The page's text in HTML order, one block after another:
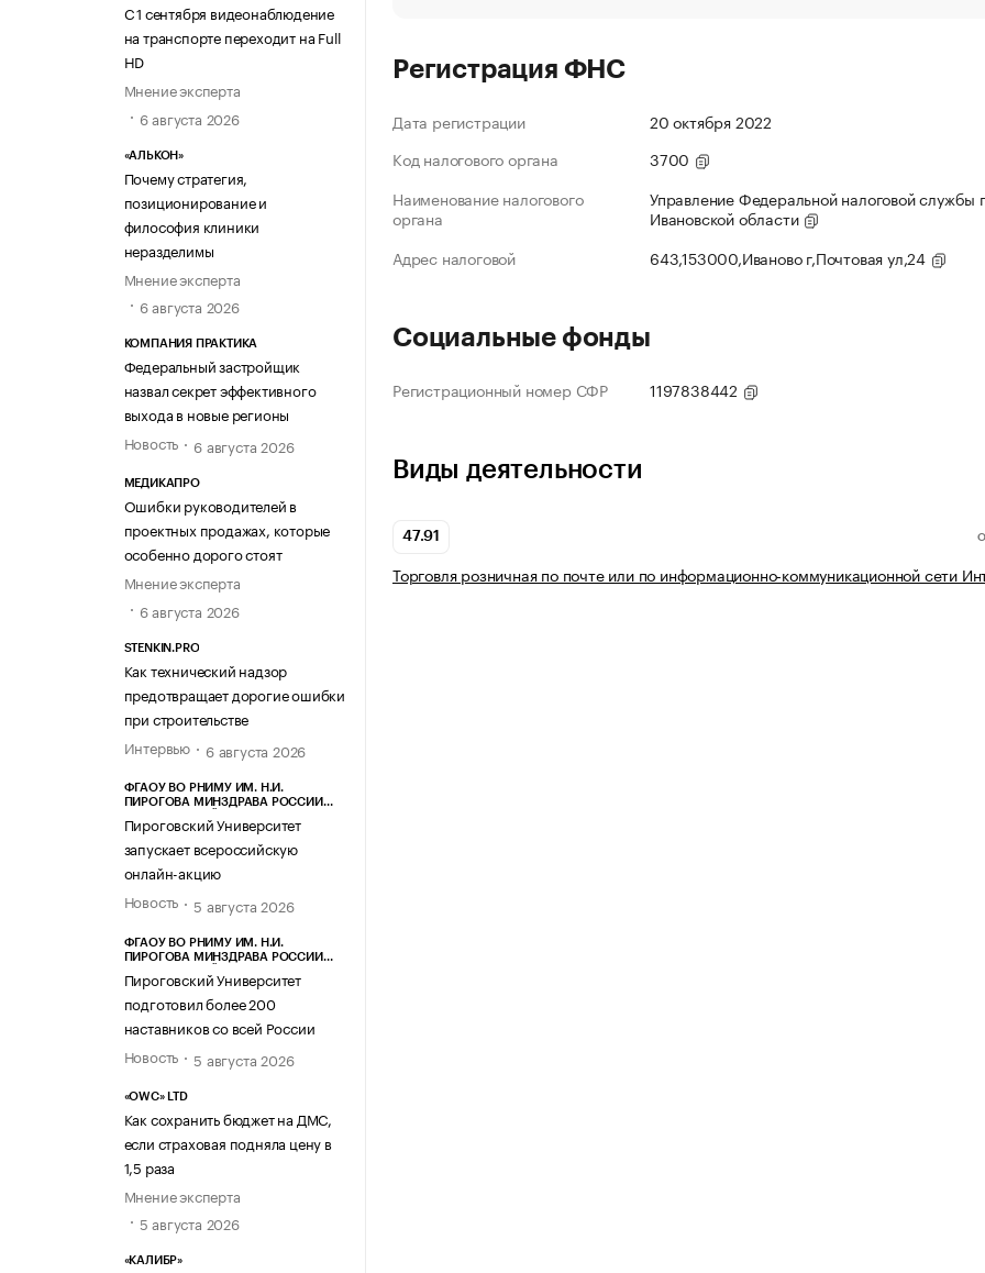
С 1 сентября видеонаблюдение
на транспорте переходит на Full
HD
Мнение эксперта
6 августа 2026
«АЛЬКОН»
Почему стратегия,
позиционирование и
философия клиники
неразделимы
Мнение эксперта
6 августа 2026
КОМПАНИЯ ПРАКТИКА
Федеральный застройщик
назвал секрет эффективного
выхода в новые регионы
Новость
6 августа 2026
МЕДИКАПРО
Ошибки руководителей в
проектных продажах, которые
особенно дорого стоят
Мнение эксперта
6 августа 2026
STENKIN.PRO
Как технический надзор
предотвращает дорогие ошибки
при строительстве
Интервью
6 августа 2026
ФГАОУ ВО РНИМУ ИМ. Н.И.
ПИРОГОВА МИНЗДРАВА РОССИИ
Пироговский Университет
запускает всероссийскую
онлайн-акцию
Новость
5 августа 2026
ФГАОУ ВО РНИМУ ИМ. Н.И.
ПИРОГОВА МИНЗДРАВА РОССИИ
Пироговский Университет
подготовил более 200
наставников со всей России
Новость
5 августа 2026
«OWC» LTD
Как сохранить бюджет на ДМС,
если страховая подняла цену в
1,5 раза
Мнение эксперта
5 августа 2026
«КАЛИБР»
Регистрация ФНС
Дата регистрации
20 октября 2022
Код налогового органа
3700
Наименование налогового
органа
Управление Федеральной налоговой службы
Ивановской области
Адрес налоговой
643,153000,Иваново г,Почтовая ул,24
Социальные фонды
Регистрационный номер СФР 1197838442
Виды деятельности
47.91
Торговля розничная по почте или по информационно-коммуникационной сети